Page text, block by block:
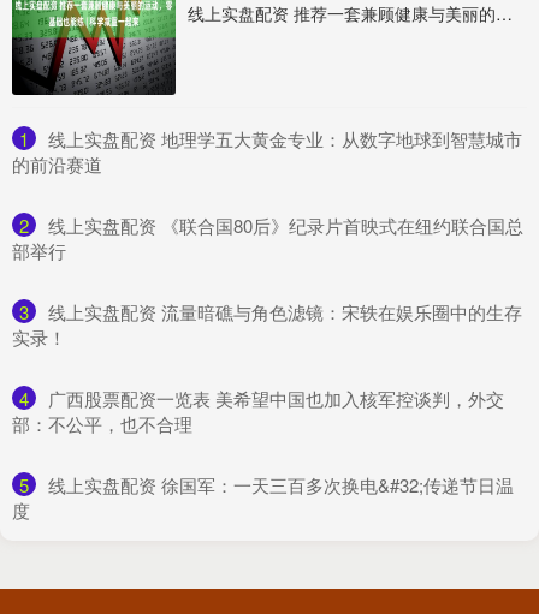
线上实盘配资 推荐一套兼顾健康与美丽的运动，零基础也能练 | 科学减重一起来
1
​线上实盘配资 地理学五大黄金专业：从数字地球到智慧城市
的前沿赛道
2
​线上实盘配资 《联合国80后》纪录片首映式在纽约联合国总
部举行
3
​线上实盘配资 流量暗礁与角色滤镜：宋轶在娱乐圈中的生存
实录！
4
​广西股票配资一览表 美希望中国也加入核军控谈判，外交
部：不公平，也不合理
5
​线上实盘配资 徐国军：一天三百多次换电&#32;传递节日温
度